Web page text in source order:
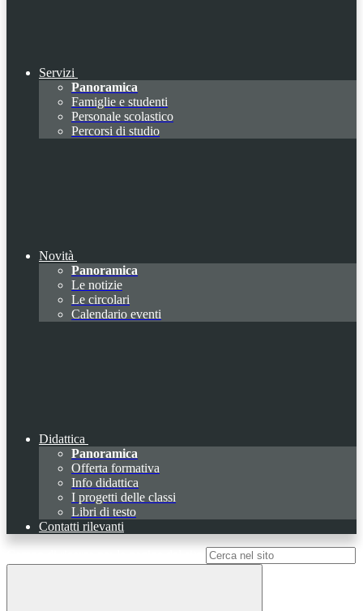
Servizi
Panoramica
Famiglie e studenti
Personale scolastico
Percorsi di studio
Novità
Panoramica
Le notizie
Le circolari
Calendario eventi
Didattica
Panoramica
Offerta formativa
Info didattica
I progetti delle classi
Libri di testo
Contatti rilevanti